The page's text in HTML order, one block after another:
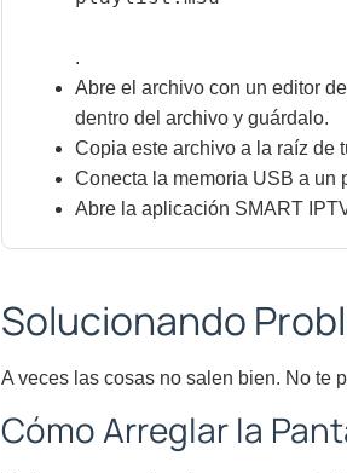
.
Abre el archivo con un editor
dentro del archivo y guárdalo.
Copia este archivo a la raíz de
Conecta la memoria USB a un
Abre la aplicación SMART
Solucionando
A veces las cosas no salen bien. No te
Cómo Arreglar la